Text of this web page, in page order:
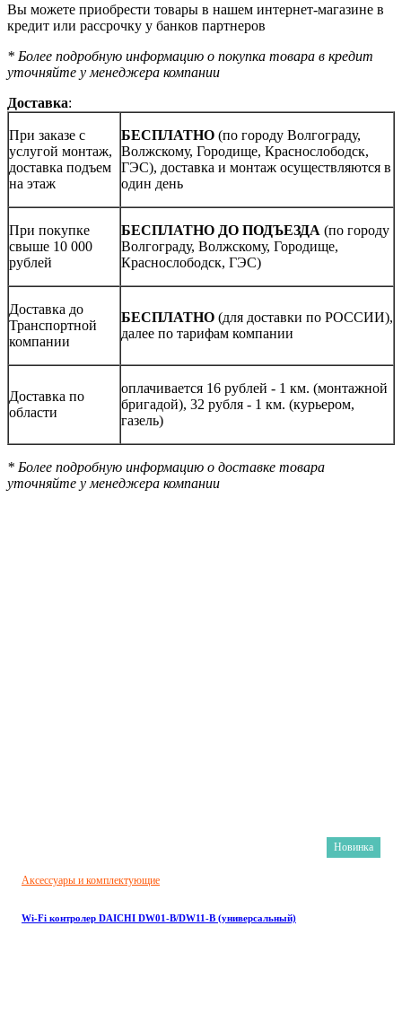
Вы можете приобрести товары в нашем интернет-магазине в
кредит или рассрочку у банков партнеров
* Более подробную информацию о покупка товара в кредит
уточняйте у менеджера компании
Доставка:
При заказе с
услугой монтаж,
доставка подъем
на этаж
БЕСПЛАТНО (по городу Волгограду,
Волжскому, Городище, Краснослободск,
ГЭС), доставка и монтаж осуществляются в
один день
При покупке
свыше 10 000
рублей
БЕСПЛАТНО ДО ПОДЪЕЗДА (по городу
Волгограду, Волжскому, Городище,
Краснослободск, ГЭС)
Доставка до
Транспортной
компании
БЕСПЛАТНО (для доставки по РОССИИ),
далее по тарифам компании
Доставка по
области
оплачивается 16 рублей - 1 км. (монтажной
бригадой), 32 рубля - 1 км. (курьером,
газель)
* Более подробную информацию о доставке товара
уточняйте у менеджера компании
Новинка
Аксессуары и комплектующие
Wi-Fi контролер DAICHI DW01-B/DW11-B (универсальный)